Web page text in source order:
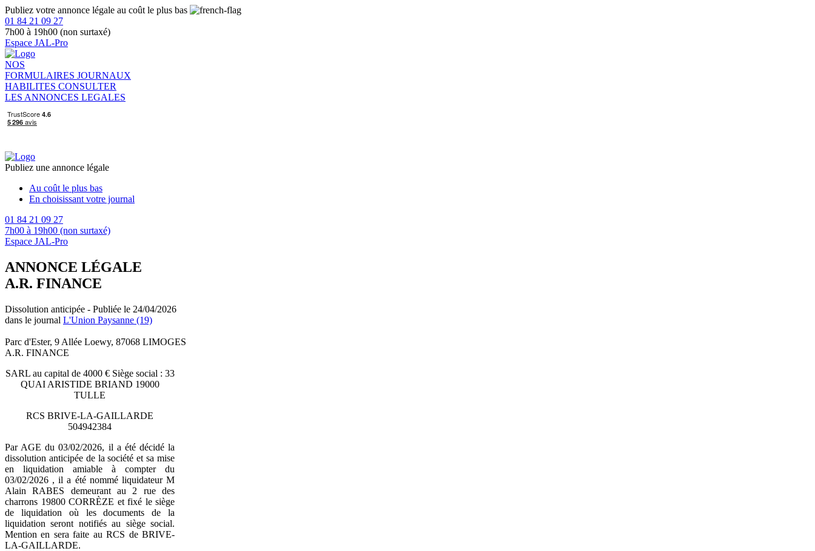
Publiez votre annonce légale au coût le plus bas
01 84 21 09 27
7h00 à 19h00 (non surtaxé)
Espace JAL-Pro
NOS
FORMULAIRES JOURNAUX
HABILITES CONSULTER
LES ANNONCES LEGALES
Publiez une annonce légale
Au coût le plus bas
En choisissant votre journal
01 84 21 09 27
7h00 à 19h00 (non surtaxé)
Espace JAL-Pro
ANNONCE LÉGALE
A.R. FINANCE
Dissolution anticipée - Publiée le 24/04/2026
dans le journal L'Union Paysanne (19)
Parc d'Ester, 9 Allée Loewy, 87068 LIMOGES
A.R. FINANCE
SARL au capital de 4000 € Siège social : 33
QUAI ARISTIDE BRIAND 19000
TULLE
RCS BRIVE-LA-GAILLARDE
504942384
Par AGE du 03/02/2026, il a été décidé la
dissolution anticipée de la société et sa mise
en liquidation amiable à compter du
03/02/2026 , il a été nommé liquidateur M
Alain RABES demeurant au 2 rue des
charrons 19800 CORRÈZE et fixé le siège
de liquidation où les documents de la
liquidation seront notifiés au siège social.
Mention en sera faite au RCS de BRIVE-
LA-GAILLARDE.